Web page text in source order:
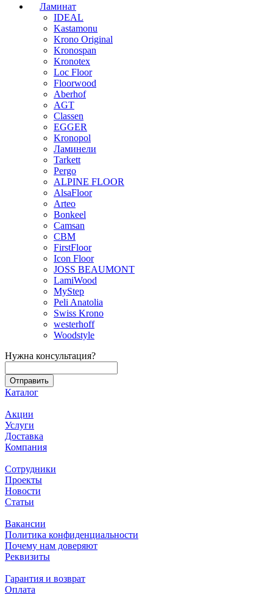
Ламинат
IDEAL
Kastamonu
Krono Original
Kronospan
Kronotex
Loc Floor
Floorwood
Aberhof
AGT
Classen
EGGER
Kronopol
Ламинели
Tarkett
Pergo
ALPINE FLOOR
AlsaFloor
Arteo
Bonkeel
Camsan
CBM
FirstFloor
Icon Floor
JOSS BEAUMONT
LamiWood
MyStep
Peli Anatolia
Swiss Krono
westerhoff
Woodstyle
Нужна консультация?
Каталог
Акции
Услуги
Доставка
Компания
Сотрудники
Проекты
Новости
Статьи
Вакансии
Политика конфиденциальности
Почему нам доверяют
Реквизиты
Гарантия и возврат
Оплата